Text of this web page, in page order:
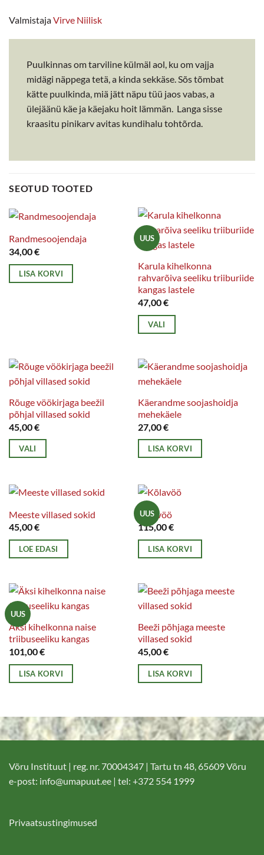
ValmistajaVirve Niilisk
Puulkinnas om tarviline külmäl aol, ku om vajja
midägi näppega tetä, a kinda sekkäse. Sõs tõmbat
kätte puulkinda, miä jätt näpu tüü jaos vabas, a
ülejäänü käe ja käejaku hoit lämmän. Langa sisse
kraasitu pinikarv avitas kundihalu tohtõrda.
SEOTUD TOOTED
Randmesoojendaja
34,00€
LISA KORVI
UUS
Karula kihelkonna
rahvarõiva seeliku triiburiide
kangas lastele
47,00€
VALI
on
mitu
varianti.
Valikuid
saab
teha
tootelehel.
Rõuge vöökirjaga beežil
põhjal villased sokid
45,00€
VALI
on
mitu
varianti.
Valikuid
saab
tootelehel.
Käerandme soojashoidja
mehekäele
27,00€
LISA KORVI
Meeste villased sokid
45,00€
LOE EDASI
UUS
Kõlavöö
115,00€
LISA KORVI
UUS
Äksi kihelkonna naise
triibuseeliku kangas
101,00€
LISA KORVI
Beeži põhjaga meeste
villased sokid
45,00€
LISA KORVI
Võru Instituut | reg. nr. 70004347 | Tartu tn 48, 65609 Võru
e-post: info@umapuut.ee | tel: +372 554 1999
Privaatsustingimused